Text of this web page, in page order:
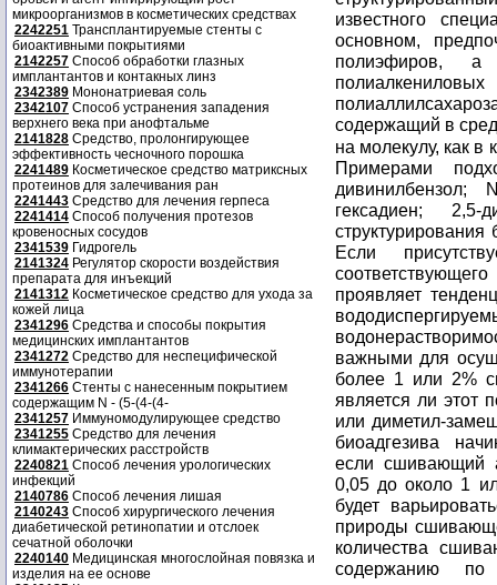
микроорганизмов в косметических средствах
2242251 Трансплантируемые стенты с
биоактивными покрытиями
2142257 Способ обработки глазных
имплантантов и контакных линз
2342389 Мононатриевая соль
2342107 Способ устранения западения
верхнего века при анофтальме
2141828 Средство, пролонгирующее
эффективность чесночного порошка
2241489 Косметическое средство матриксных
протеинов для залечивания ран
2241443 Средство для лечения герпеса
2241414 Способ получения протезов
кровеносных сосудов
2341539 Гидрогель
2141324 Регулятор скорости воздействия
препарата для инъекций
2141312 Косметическое средство для ухода за
кожей лица
2341296 Средства и способы покрытия
медицинских имплантантов
2341272 Средство для неспецифической
иммунотерапии
2341266 Стенты с нанесенным покрытием
содержащим N - (5-(4-(4-
2341257 Иммуномодулирующее средство
2341255 Средство для лечения
климактерических расстройств
2240821 Способ лечения урологических
инфекций
2140786 Способ лечения лишая
2140243 Способ хирургического лечения
диабетической ретинопатии и отслоек
сечатной оболочки
2240140 Медицинская многослойная повязка и
изделия на ее основе
Примерами
дивинилбензол;
гексадиен; 2,5-
Если
проявляет
важными для
более 1 или 2%
является ли этот
или диметил-
биоадгезива
если сшивающий
0,05 до около 1
будет
природы
количества
содержанию по